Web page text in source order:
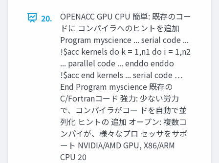
20.
OPENACC GPU CPU 簡単: 既存のコー
ドに コンパイラへのヒントを追加
Program myscience ... serial code ...
!$acc kernels do k = 1,n1 do i = 1,n2
... parallel code ... enddo enddo
!$acc end kernels ... serial code …
End Program myscience 既存の
C/Fortranコード 強力: 少ない労力
で、コンパイラがコー ドを自動で並
列化 ヒントの 追加 オープン: 複数コ
ンパイが、様々なプロ セッサをサポ
ート NVIDIA/AMD GPU, X86/ARM
CPU 20